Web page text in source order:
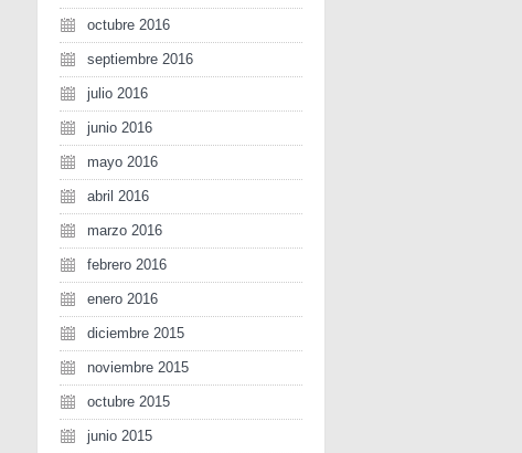
octubre 2016
septiembre 2016
julio 2016
junio 2016
mayo 2016
abril 2016
marzo 2016
febrero 2016
enero 2016
diciembre 2015
noviembre 2015
octubre 2015
junio 2015